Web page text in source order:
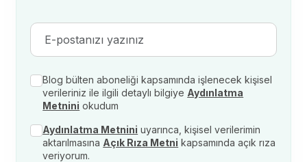
Blog bülten aboneliği kapsamında işlenecek kişisel
verileriniz ile ilgili detaylı bilgiye Aydınlatma
Metnini okudum
Aydınlatma Metnini uyarınca, kişisel verilerimin
aktarılmasına Açık Rıza Metni kapsamında açık rıza
veriyorum.